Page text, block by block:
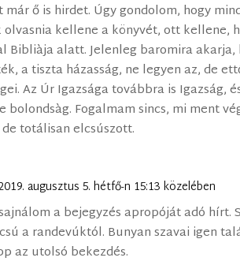
már ő is hirdet. Úgy gondolom, hogy
olvasnia kellene a könyvét, ott kellene,
Bibliàja alatt. Jelenleg baromira akarja,
a tiszta házasság, ne legyen az, de
Az Úr Igazsága továbbra is Igazság,
bolondsàg. Fogalmam sincs, mi ment
totálisan elcsúszott.
augusztus 5. hétfő-n 15:13 közelében
a bejegyzés apropóját adó hírt.
a randevúktól. Bunyan szavai igen
az utolsó bekezdés.